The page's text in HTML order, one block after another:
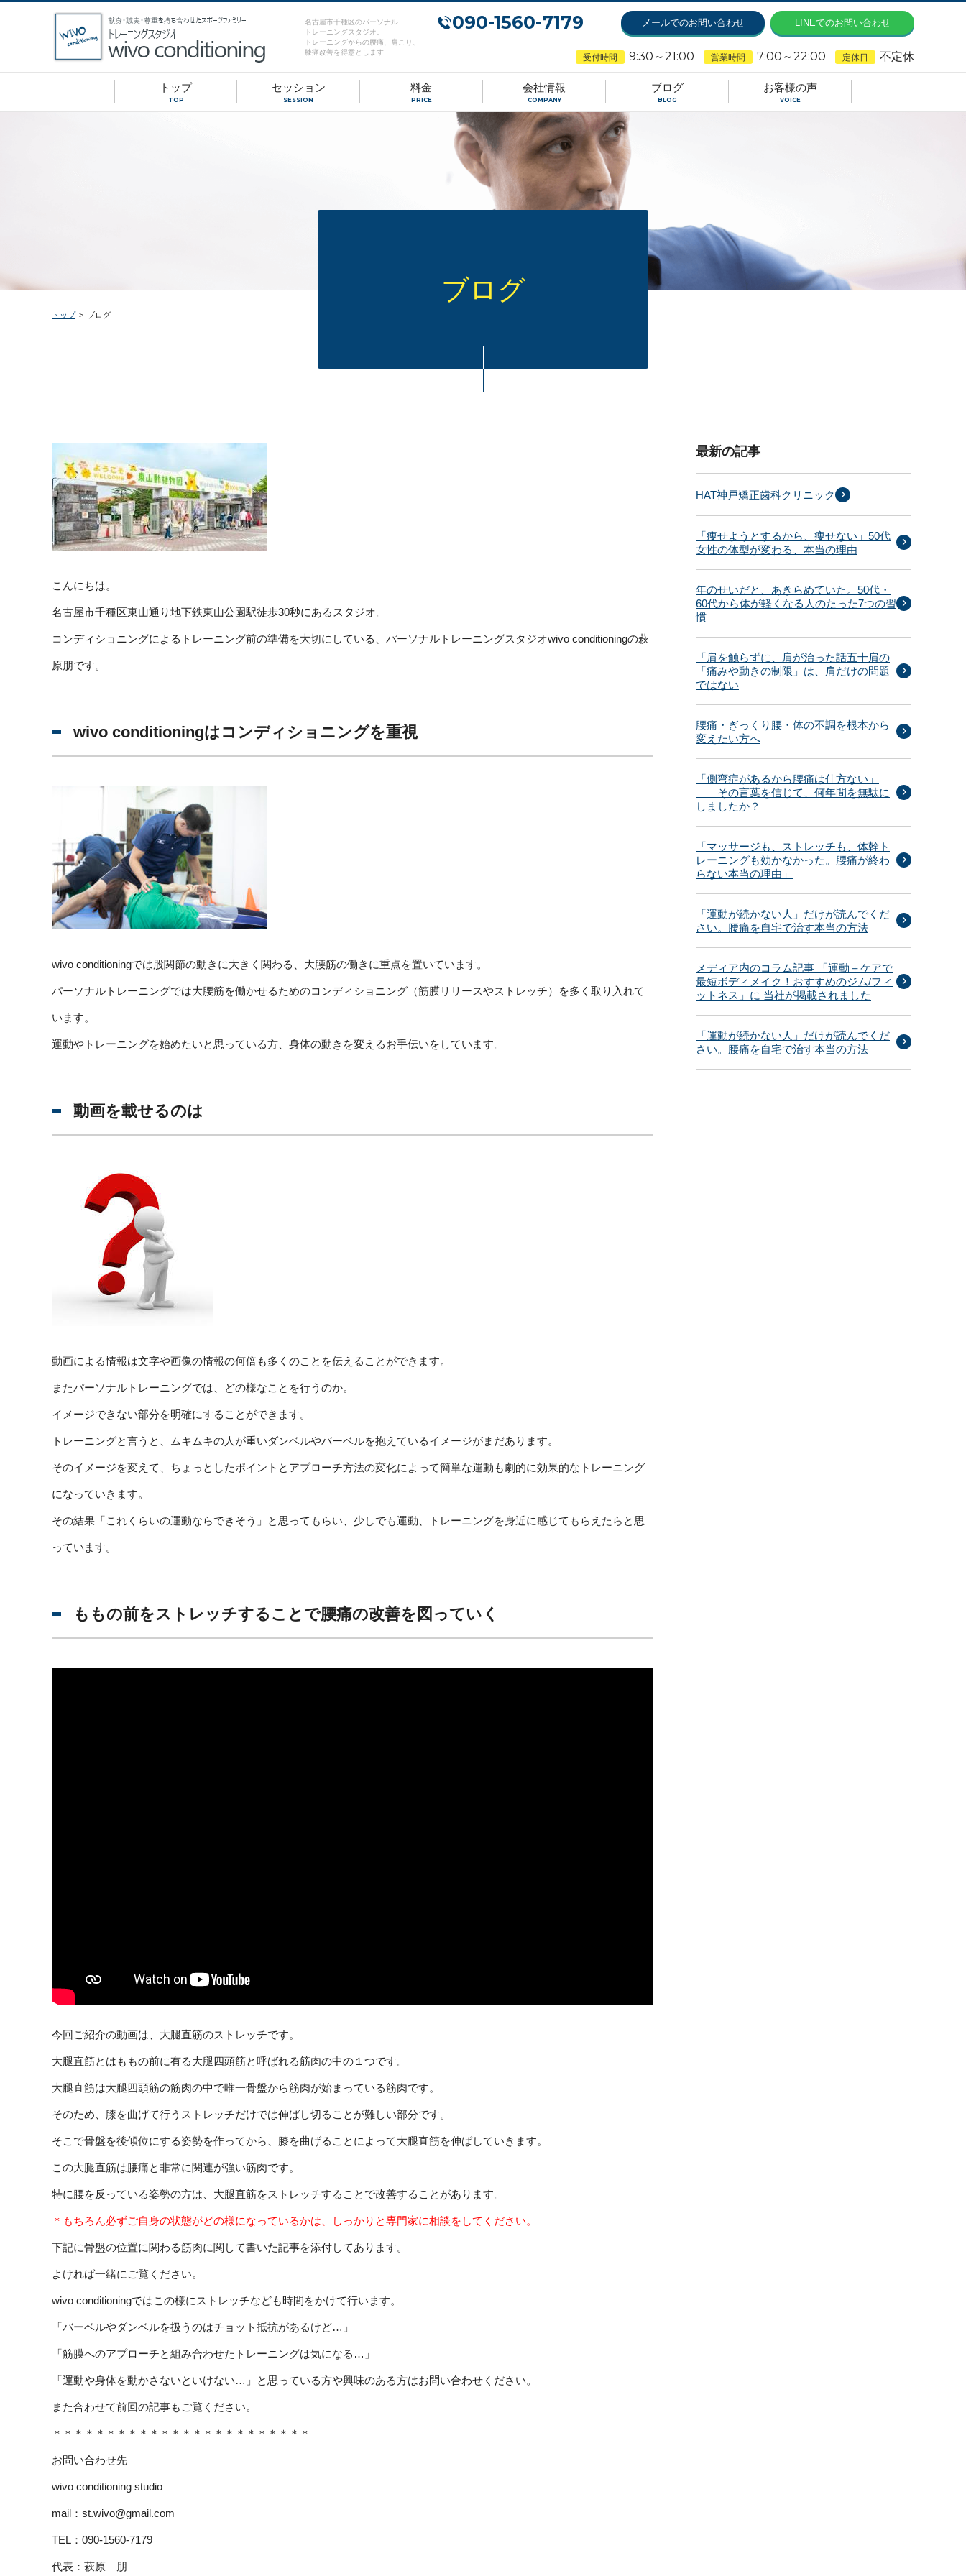
名古屋市千種区のパーソナル
トレーニングスタジオ。
トレーニングからの腰痛、肩こり、
膝痛改善を得意とします
090-1560-7179 メールでのお問い合わせ LINEでのお問い合わせ
受付時間 9:30～21:00 営業時間 7:00～22:00 定休日 不定休
トップ
TOP
セッション
SESSION
料金
PRICE
会社情報
COMPANY
ブログ
BLOG
お客様の声
VOICE
ブログ
トップ > ブログ
こんにちは。
名古屋市千種区東山通り地下鉄東山公園駅徒歩30秒にあるスタジオ。
コンディショニングによるトレーニング前の準備を大切にしている、パーソナルトレーニングスタジオwivo conditioningの萩
原朋です。
wivo conditioningはコンディショニングを重視
wivo conditioningでは股関節の動きに大きく関わる、大腰筋の働きに重点を置いています。
パーソナルトレーニングでは大腰筋を働かせるためのコンディショニング（筋膜リリースやストレッチ）を多く取り入れて
います。
運動やトレーニングを始めたいと思っている方、身体の動きを変えるお手伝いをしています。
動画を載せるのは
動画による情報は文字や画像の情報の何倍も多くのことを伝えることができます。
またパーソナルトレーニングでは、どの様なことを行うのか。
イメージできない部分を明確にすることができます。
トレーニングと言うと、ムキムキの人が重いダンベルやバーベルを抱えているイメージがまだあります。
そのイメージを変えて、ちょっとしたポイントとアプローチ方法の変化によって簡単な運動も劇的に効果的なトレーニング
になっていきます。
その結果「これくらいの運動ならできそう」と思ってもらい、少しでも運動、トレーニングを身近に感じてもらえたらと思
っています。
ももの前をストレッチすることで腰痛の改善を図っていく
今回ご紹介の動画は、大腿直筋のストレッチです。
大腿直筋とはももの前に有る大腿四頭筋と呼ばれる筋肉の中の１つです。
大腿直筋は大腿四頭筋の筋肉の中で唯一骨盤から筋肉が始まっている筋肉です。
そのため、膝を曲げて行うストレッチだけでは伸ばし切ることが難しい部分です。
そこで骨盤を後傾位にする姿勢を作ってから、膝を曲げることによって大腿直筋を伸ばしていきます。
この大腿直筋は腰痛と非常に関連が強い筋肉です。
特に腰を反っている姿勢の方は、大腿直筋をストレッチすることで改善することがあります。
＊もちろん必ずご自身の状態がどの様になっているかは、しっかりと専門家に相談をしてください。
下記に骨盤の位置に関わる筋肉に関して書いた記事を添付してあります。
よければ一緒にご覧ください。
wivo conditioningではこの様にストレッチなども時間をかけて行います。
「バーベルやダンベルを扱うのはチョット抵抗があるけど…」
「筋膜へのアプローチと組み合わせたトレーニングは気になる…」
「運動や身体を動かさないといけない…」と思っている方や興味のある方はお問い合わせください。
また合わせて前回の記事もご覧ください。
＊＊＊＊＊＊＊＊＊＊＊＊＊＊＊＊＊＊＊＊＊＊＊＊
お問い合わせ先
wivo conditioning studio
mail： st.wivo@gmail.com
TEL：090-1560-7179
代表：萩原 朋
最新の記事
HAT神戸矯正歯科クリニック
「痩せようとするから、痩せない」50代
女性の体型が変わる、本当の理由
年のせいだと、あきらめていた。50代・
60代から体が軽くなる人のたった7つの習
慣
「肩を触らずに、肩が治った話五十肩の
「痛みや動きの制限」は、肩だけの問題
ではない
腰痛・ぎっくり腰・体の不調を根本から
変えたい方へ
「側弯症があるから腰痛は仕方ない」
——その言葉を信じて、何年間を無駄に
しましたか？
「マッサージも、ストレッチも、体幹ト
レーニングも効かなかった。腰痛が終わ
らない本当の理由」
「運動が続かない人」だけが読んでくだ
さい。腰痛を自宅で治す本当の方法
メディア内のコラム記事 「運動＋ケアで
最短ボディメイク！おすすめのジム/フィ
ットネス」に 当社が掲載されました
「運動が続かない人」だけが読んでくだ
さい。腰痛を自宅で治す本当の方法